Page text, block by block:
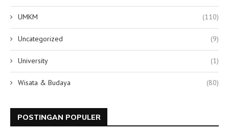
UMKM (110)
Uncategorized (9)
University (1)
Wisata & Budaya (80)
POSTINGAN POPULER